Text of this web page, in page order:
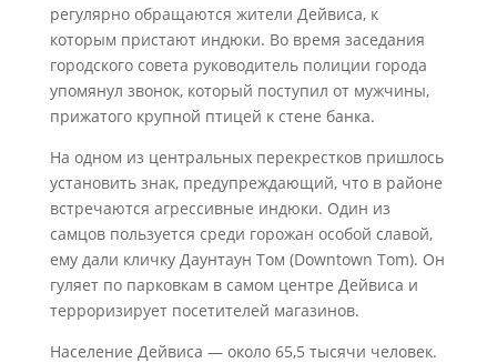
регулярно обращаются жители Дейвиса, к
которым пристают индюки. Во время заседания
городского совета руководитель полиции города
упомянул звонок, который поступил от мужчины,
прижатого крупной птицей к стене банка.
На одном из центральных перекрестков пришлось
установить знак, предупреждающий, что в районе
встречаются агрессивные индюки. Один из
самцов пользуется среди горожан особой славой,
ему дали кличку Даунтаун Том (Downtown Tom). Он
гуляет по парковкам в самом центре Дейвиса и
терроризирует посетителей магазинов.
Население Дейвиса — около 65,5 тысячи человек.